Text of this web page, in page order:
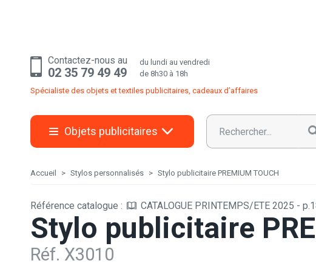
Contactez-nous au
02 35 79 49 49
du lundi au vendredi
de 8h30 à 18h
Spécialiste des objets et textiles publicitaires, cadeaux d’affaires
Objets publicitaires
Accueil Stylos personnalisés Stylo publicitaire PREMIUM TOUCH
Référence catalogue : CATALOGUE PRINTEMPS/ETE 2025 -
Stylo publicitaire
Réf. X3010